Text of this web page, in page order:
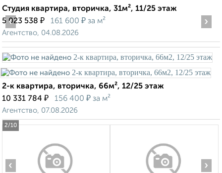
Студия квартира, вторичка, 31м², 11/25 этаж
5 023 538 ₽ 161 600 ₽ за м²
Агентство, 04.08.2026
2/10
‹ ›
2-к квартира, вторичка, 66м², 12/25 этаж
10 331 784 ₽ 156 400 ₽ за м²
Агентство, 07.08.2026
‹ ›